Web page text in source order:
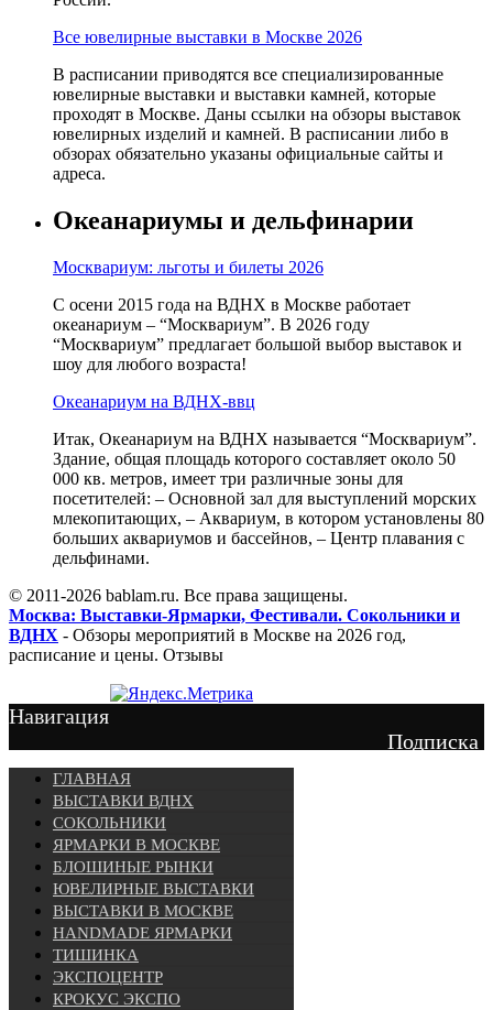
Все ювелирные выставки в Москве 2026
В расписании приводятся все специализированные
ювелирные выставки и выставки камней, которые
проходят в Москве. Даны ссылки на обзоры выставок
ювелирных изделий и камней. В расписании либо в
обзорах обязательно указаны официальные сайты и
адреса.
Океанариумы и дельфинарии
Москвариум: льготы и билеты 2026
С осени 2015 года на ВДНХ в Москве работает
океанариум – “Москвариум”. В 2026 году
“Москвариум” предлагает большой выбор выставок и
шоу для любого возраста!
Океанариум на ВДНХ-ввц
Итак, Океанариум на ВДНХ называется “Москвариум”.
Здание, общая площадь которого составляет около 50
000 кв. метров, имеет три различные зоны для
посетителей: – Основной зал для выступлений морских
млекопитающих, – Аквариум, в котором установлены 80
больших аквариумов и бассейнов, – Центр плавания с
дельфинами.
© 2011-2026 bablam.ru. Все права защищены.
Москва: Выставки-Ярмарки, Фестивали. Сокольники и
ВДНХ - Обзоры мероприятий в Москве на 2026 год,
расписание и цены. Отзывы
Навигация
Подписка
ГЛАВНАЯ
ВЫСТАВКИ ВДНХ
СОКОЛЬНИКИ
ЯРМАРКИ В МОСКВЕ
БЛОШИНЫЕ РЫНКИ
ЮВЕЛИРНЫЕ ВЫСТАВКИ
ВЫСТАВКИ В МОСКВЕ
HANDMADE ЯРМАРКИ
ТИШИНКА
ЭКСПОЦЕНТР
КРОКУС ЭКСПО